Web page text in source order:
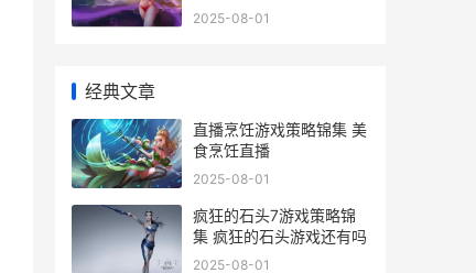
edition
2025-08-01
经典文章
直播烹饪游戏策略锦集 美
食烹饪直播
2025-08-01
疯狂的石头7游戏策略锦
集 疯狂的石头游戏还有吗
2025-08-01